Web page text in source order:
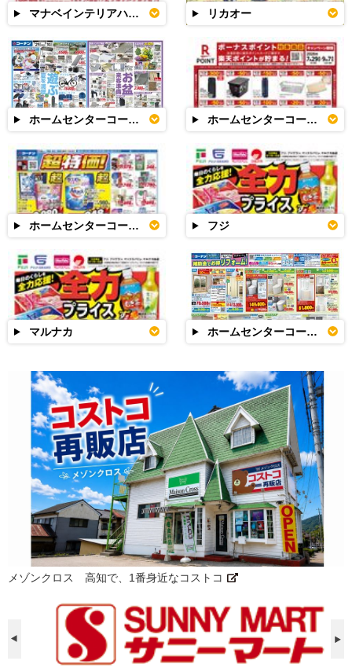
マナベインテリアハーツ リカオー
ホームセンターコーナン ホームセンターコーナン
ホームセンターコーナン フジ
マルナカ ホームセンターコーナン
メゾンクロス 高知で、1番身近なコストコ